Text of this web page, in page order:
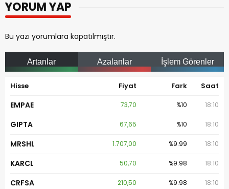
YORUM YAP
Bu yazı yorumlara kapatılmıştır.
Artanlar Azalanlar İşlem Görenler
Hisse Fiyat Fark Saat
EMPAE 73,70 %10 18:10
GIPTA 67,65 %10 18:10
MRSHL 1.707,00 %9.99 18:10
KARCL 50,70 %9.98 18:10
CRFSA 210,50 %9.98 18:10